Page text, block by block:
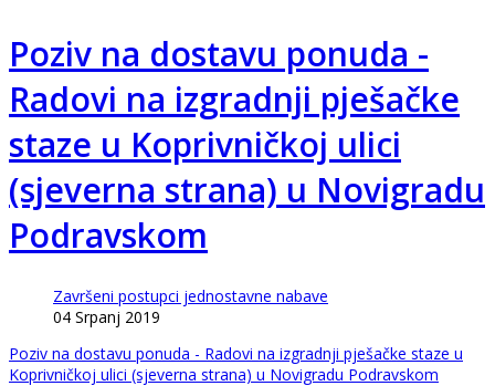
Poziv na dostavu ponuda -
Radovi na izgradnji pješačke
staze u Koprivničkoj ulici
(sjeverna strana) u Novigradu
Podravskom
Završeni postupci jednostavne nabave
04 Srpanj 2019
Poziv na dostavu ponuda - Radovi na izgradnji pješačke staze u
Koprivničkoj ulici (sjeverna strana) u Novigradu Podravskom